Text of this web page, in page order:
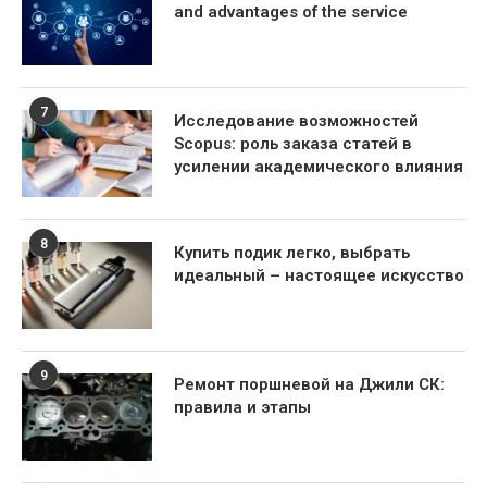
and advantages of the service
7
Исследование возможностей
Scopus: роль заказа статей в
усилении академического влияния
8
Купить подик легко, выбрать
идеальный – настоящее искусство
9
Ремонт поршневой на Джили СК:
правила и этапы